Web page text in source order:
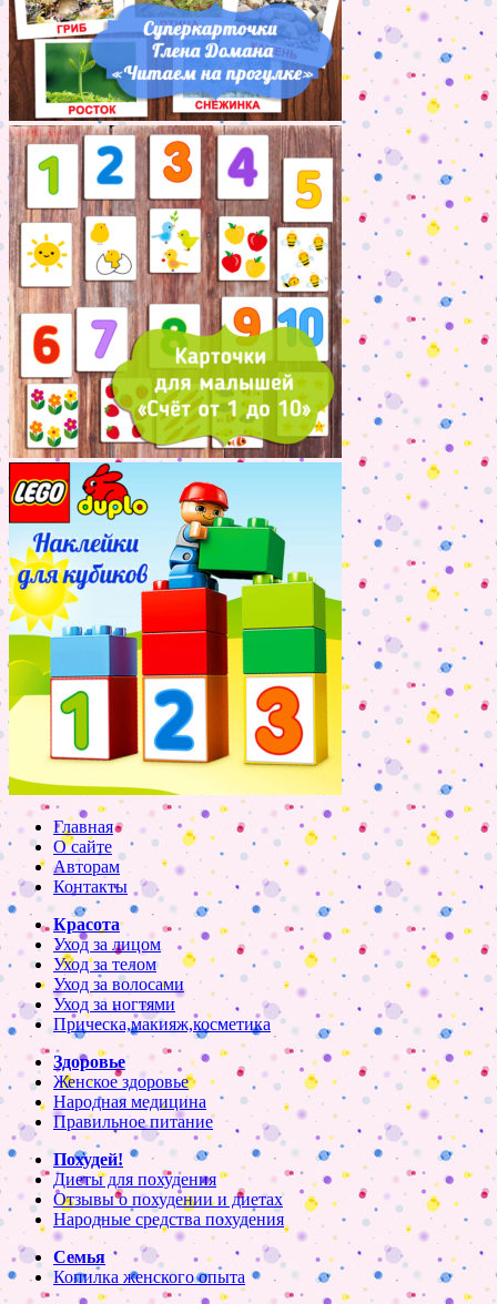
Главная
О сайте
Авторам
Контакты
Красота
Уход за лицом
Уход за телом
Уход за волосами
Уход за ногтями
Прическа,макияж,косметика
Здоровье
Женское здоровье
Народная медицина
Правильное питание
Похудей!
Диеты для похудения
Отзывы о похудении и диетах
Народные средства похудения
Семья
Копилка женского опыта